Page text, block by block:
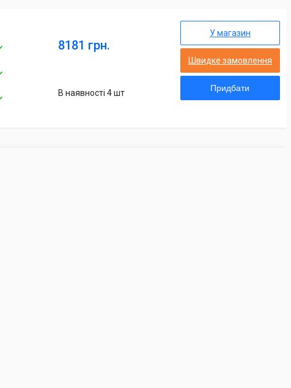
8181 грн.
В наявності 4 шт
У магазин
Швидке замовлення
Придбати